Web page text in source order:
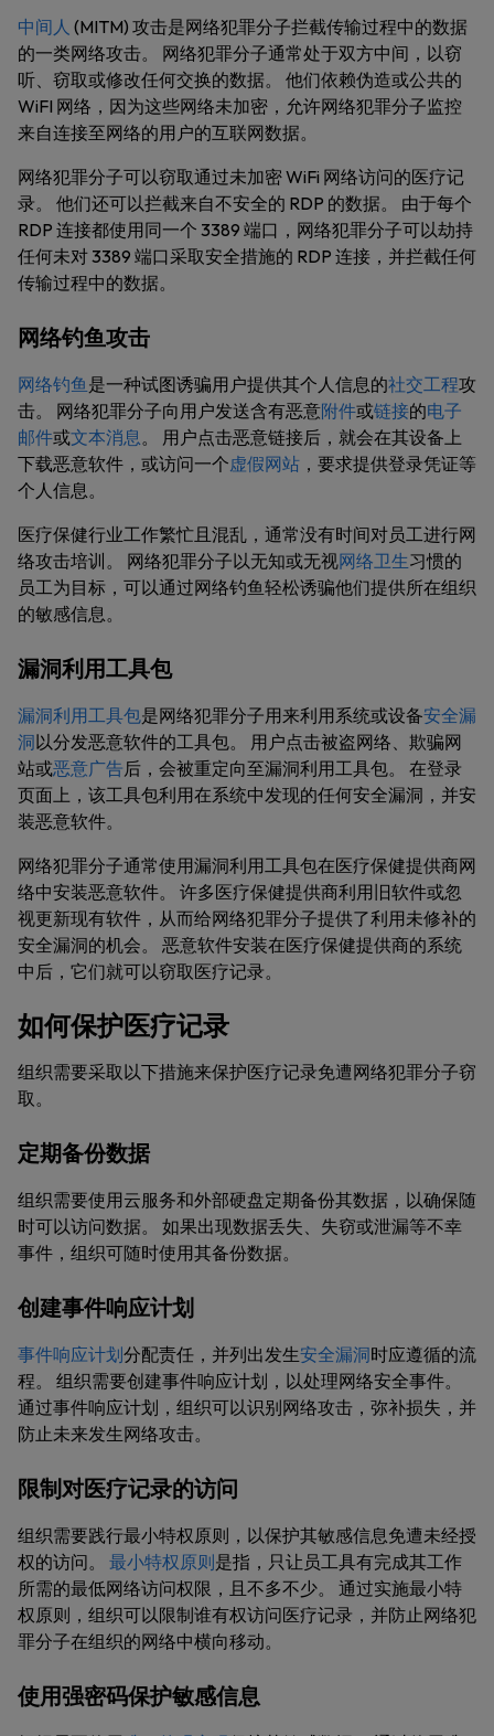
中间人 (MITM) 攻击是网络犯罪分子拦截传输过程中的数据
的一类网络攻击。 网络犯罪分子通常处于双方中间，以窃
听、窃取或修改任何交换的数据。 他们依赖伪造或公共的
WiFI 网络，因为这些网络未加密，允许网络犯罪分子监控
来自连接至网络的用户的互联网数据。
网络犯罪分子可以窃取通过未加密 WiFi 网络访问的医疗记
录。 他们还可以拦截来自不安全的 RDP 的数据。 由于每个
RDP 连接都使用同一个 3389 端口，网络犯罪分子可以劫持
任何未对 3389 端口采取安全措施的 RDP 连接，并拦截任何
传输过程中的数据。
网络钓鱼攻击
网络钓鱼 是一种试图诱骗用户提供其个人信息的社交工程攻
击。 网络犯罪分子向用户发送含有恶意附件或链接的电子
邮件或文本消息。 用户点击恶意链接后，就会在其设备上
下载恶意软件，或访问一个虚假网站 ，要求提供登录凭证等
个人信息。
医疗保健行业工作繁忙且混乱，通常没有时间对员工进行网
络攻击培训。 网络犯罪分子以无知或无视网络卫生习惯的
员工为目标，可以通过网络钓鱼轻松诱骗他们提供所在组织
的敏感信息。
漏洞利用工具包
漏洞利用工具包是网络犯罪分子用来利用系统或设备安全漏
洞以分发恶意软件的工具包。 用户点击被盗网络、欺骗网
站或恶意广告后，会被重定向至漏洞利用工具包。 在登录
页面上，该工具包利用在系统中发现的任何安全漏洞，并安
装恶意软件。
网络犯罪分子通常使用漏洞利用工具包在医疗保健提供商网
络中安装恶意软件。 许多医疗保健提供商利用旧软件或忽
视更新现有软件，从而给网络犯罪分子提供了利用未修补的
安全漏洞的机会。 恶意软件安装在医疗保健提供商的系统
中后，它们就可以窃取医疗记录。
如何保护医疗记录
组织需要采取以下措施来保护医疗记录免遭网络犯罪分子窃
取。
定期备份数据
组织需要使用云服务和外部硬盘定期备份其数据，以确保随
时可以访问数据。 如果出现数据丢失、失窃或泄漏等不幸
事件，组织可随时使用其备份数据。
创建事件响应计划
事件响应计划分配责任，并列出发生安全漏洞时应遵循的流
程。 组织需要创建事件响应计划，以处理网络安全事件。
通过事件响应计划，组织可以识别网络攻击，弥补损失，并
防止未来发生网络攻击。
限制对医疗记录的访问
组织需要践行最小特权原则，以保护其敏感信息免遭未经授
权的访问。 最小特权原则是指，只让员工具有完成其工作
所需的最低网络访问权限，且不多不少。 通过实施最小特
权原则，组织可以限制谁有权访问医疗记录，并防止网络犯
罪分子在组织的网络中横向移动。
使用强密码保护敏感信息